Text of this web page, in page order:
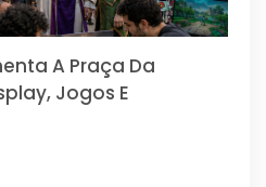
A Praça Da
Jogos E